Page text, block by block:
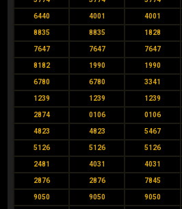
6440 4001 4001
8835 8835 1828
7647 7647 7647
8182 1990 1990
6780 6780 3341
1239 1239 1239
2874 0106 0106
4823 4823 5467
5126 5126 5126
2481 4031 4031
2876 2876 7845
9050 9050 9050